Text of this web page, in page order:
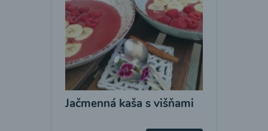
Jačmenná kaša s višňami